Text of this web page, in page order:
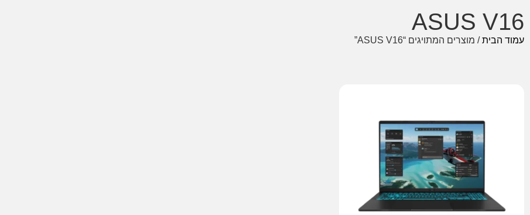
ASUS V16
עמוד הבית/ מוצרים המתויגים “ASUS V16”